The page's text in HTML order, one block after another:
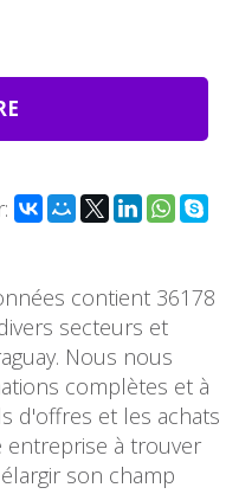
contient 36178
secteurs et
Nous nous
complètes et à
d'offres et les achats
entreprise à trouver
son champ